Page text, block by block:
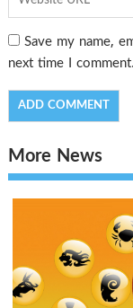
Save my name,
next time I comment.
More News